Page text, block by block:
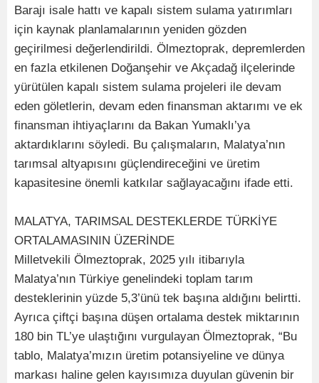
Barajı isale hattı ve kapalı sistem sulama yatırımları
için kaynak planlamalarının yeniden gözden
geçirilmesi değerlendirildi. Ölmeztoprak, depremlerden
en fazla etkilenen Doğanşehir ve Akçadağ ilçelerinde
yürütülen kapalı sistem sulama projeleri ile devam
eden göletlerin, devam eden finansman aktarımı ve ek
finansman ihtiyaçlarını da Bakan Yumaklı’ya
aktardıklarını söyledi. Bu çalışmaların, Malatya’nın
tarımsal altyapısını güçlendireceğini ve üretim
kapasitesine önemli katkılar sağlayacağını ifade etti.
MALATYA, TARIMSAL DESTEKLERDE TÜRKİYE
ORTALAMASININ ÜZERİNDE
Milletvekili Ölmeztoprak, 2025 yılı itibarıyla
Malatya’nın Türkiye genelindeki toplam tarım
desteklerinin yüzde 5,3’ünü tek başına aldığını belirtti.
Ayrıca çiftçi başına düşen ortalama destek miktarının
180 bin TL’ye ulaştığını vurgulayan Ölmeztoprak, “Bu
tablo, Malatya’mızın üretim potansiyeline ve dünya
markası haline gelen kayısımıza duyulan güvenin bir